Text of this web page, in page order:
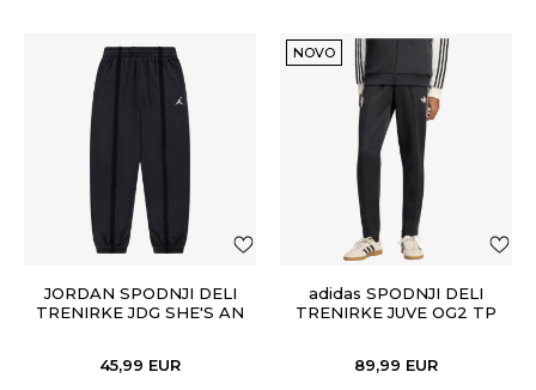
JORDAN SPODNJI DELI
TRENIRKE JDG SHE'S AN
45,99 EUR
NOVO
adidas SPODNJI DELI
TRENIRKE JUVE OG2 TP
89,99 EUR